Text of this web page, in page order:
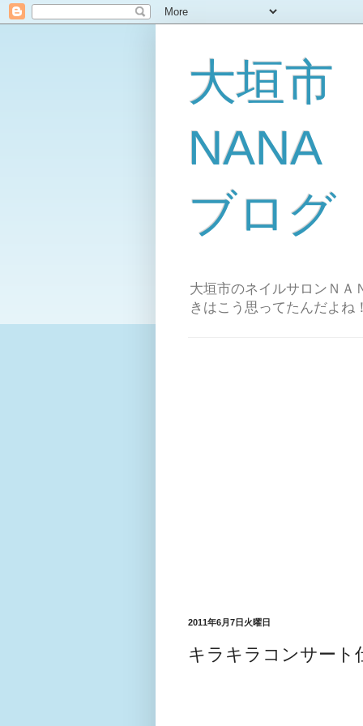
大垣市
NANA
ブログ
大垣市のネイルサロンＮＡ
きはこう思ってたんだよ
2011年6月7日火曜日
キラキラコンサート